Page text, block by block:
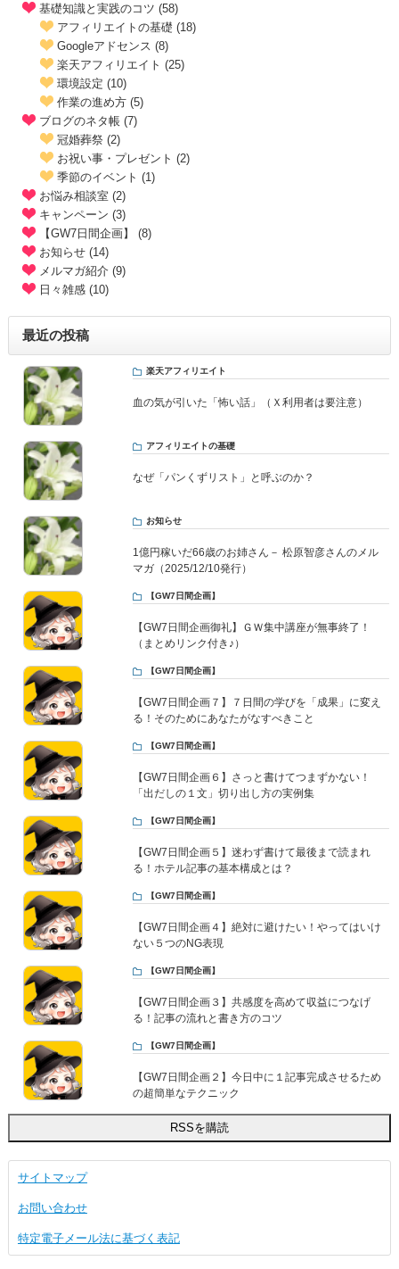
基礎知識と実践のコツ (58)
アフィリエイトの基礎 (18)
Googleアドセンス (8)
楽天アフィリエイト (25)
環境設定 (10)
作業の進め方 (5)
ブログのネタ帳 (7)
冠婚葬祭 (2)
お祝い事・プレゼント (2)
季節のイベント (1)
お悩み相談室 (2)
キャンペーン (3)
【GW7日間企画】 (8)
お知らせ (14)
メルマガ紹介 (9)
日々雑感 (10)
最近の投稿
楽天アフィリエイト
血の気が引いた「怖い話」（Ｘ利用者は要注意）
アフィリエイトの基礎
なぜ「パンくずリスト」と呼ぶのか？
お知らせ
1億円稼いだ66歳のお姉さん－ 松原智彦さんのメル
マガ（2025/12/10発行）
【GW7日間企画】
【GW7日間企画御礼】ＧＷ集中講座が無事終了！
（まとめリンク付き♪）
【GW7日間企画】
【GW7日間企画７】７日間の学びを「成果」に変え
る！そのためにあなたがなすべきこと
【GW7日間企画】
【GW7日間企画６】さっと書けてつまずかない！
「出だしの１文」切り出し方の実例集
【GW7日間企画】
【GW7日間企画５】迷わず書けて最後まで読まれ
る！ホテル記事の基本構成とは？
【GW7日間企画】
【GW7日間企画４】絶対に避けたい！やってはいけ
ない５つのNG表現
【GW7日間企画】
【GW7日間企画３】共感度を高めて収益につなげ
る！記事の流れと書き方のコツ
【GW7日間企画】
【GW7日間企画２】今日中に１記事完成させるため
の超簡単なテクニック
サイトマップ
お問い合わせ
特定電子メール法に基づく表記